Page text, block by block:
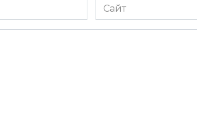
Сайт